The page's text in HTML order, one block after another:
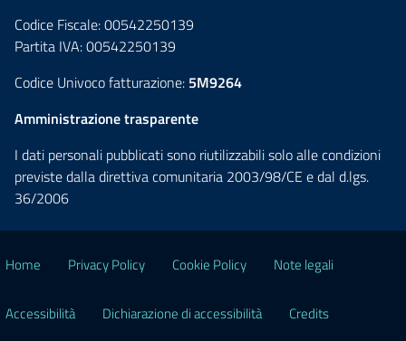
Codice Fiscale: 00542250139
Partita IVA: 00542250139
Codice Univoco fatturazione: 5M9264
Amministrazione trasparente
I dati personali pubblicati sono riutilizzabili solo alle condizioni
previste dalla direttiva comunitaria 2003/98/CE e dal d.lgs.
36/2006
Home Privacy Policy Cookie Policy Note legali
Accessibilità Dichiarazione di accessibilità Credits